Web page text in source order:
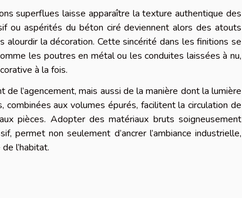
superflues laisse apparaître la texture authentique des
ou aspérités du béton ciré deviennent alors des atouts
la décoration. Cette sincérité dans les finitions se
les poutres en métal ou les conduites laissées à nu,
à la fois.
l’agencement, mais aussi de la manière dont la lumière
aux volumes épurés, facilitent la circulation de
pièces. Adopter des matériaux bruts soigneusement
permet non seulement d’ancrer l’ambiance industrielle,
l’habitat.